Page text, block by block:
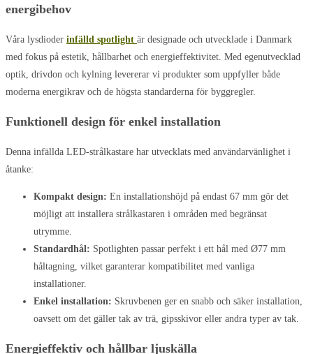
energibehov
Våra lysdioder infälld spotlight är designade och utvecklade i Danmark
med fokus på estetik, hållbarhet och energieffektivitet. Med egenutvecklad
optik, drivdon och kylning levererar vi produkter som uppfyller både
moderna energikrav och de högsta standarderna för byggregler.
Funktionell design för enkel installation
Denna infällda LED-strålkastare har utvecklats med användarvänlighet i
åtanke:
Kompakt design: En installationshöjd på endast 67 mm gör det
möjligt att installera strålkastaren i områden med begränsat
utrymme.
Standardhål: Spotlighten passar perfekt i ett hål med Ø77 mm
håltagning, vilket garanterar kompatibilitet med vanliga
installationer.
Enkel installation: Skruvbenen ger en snabb och säker installation,
oavsett om det gäller tak av trä, gipsskivor eller andra typer av tak.
Energieffektiv och hållbar ljuskälla